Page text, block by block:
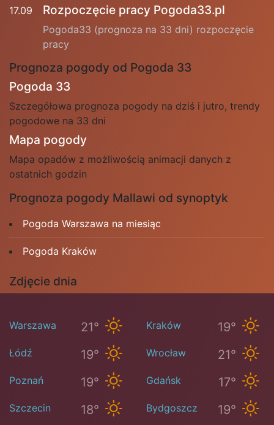
17.09 Rozpoczęcie pracy Pogoda33.pl
Pogoda33 (prognoza na 33 dni) rozpoczęcie
pracy
Prognoza pogody od Pogoda 33
Pogoda 33
Szczegółowa prognoza pogody na dziś i jutro, trendy
pogodowe na 33 dni
Mapa pogody
Mapa opadów z możliwością animacji danych z
ostatnich godzin
Prognoza pogody Mallawi od synoptyk
Pogoda Warszawa na miesiąc
Pogoda Kraków
Zdjęcie dnia
Warszawa 21° Kraków 19°
Łódź 19° Wrocław 21°
Poznań 19° Gdańsk 17°
Szczecin 18° Bydgoszcz 19°